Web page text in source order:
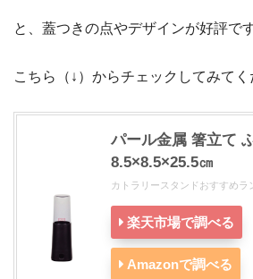
と、蓋つきの点やデザインが好評です
こちら（↓）からチェックしてみてく
パール金属 箸立て
8.5×8.5×25.5㎝
カトラリースタンドおすすめラ
楽天市場で調べる
Amazonで調べる